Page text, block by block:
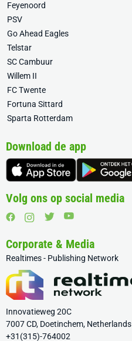
Feyenoord
PSV
Go Ahead Eagles
Telstar
SC Cambuur
Willem II
FC Twente
Fortuna Sittard
Sparta Rotterdam
Download de app
Volg ons op social media
Corporate & Media
Realtimes - Publishing Network
Innovatieweg 20C
7007 CD, Doetinchem, Netherlands
+31(315)-764002